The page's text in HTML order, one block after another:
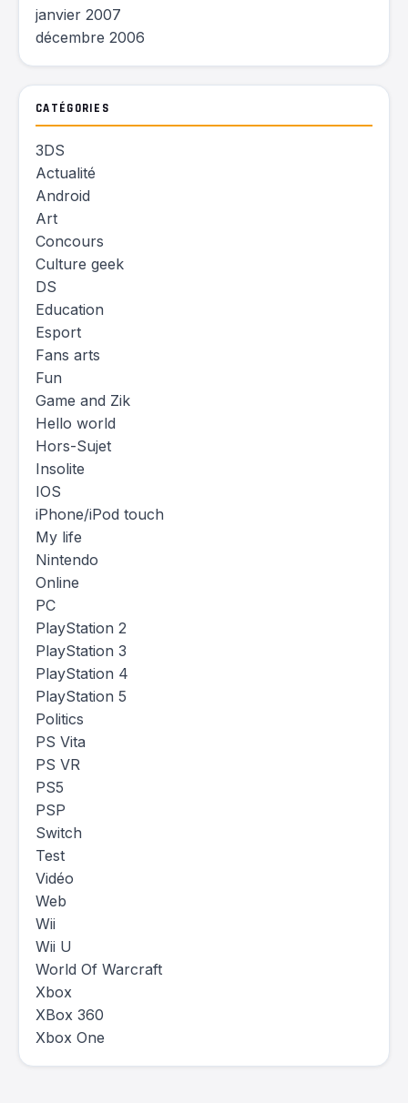
janvier 2007
décembre 2006
CATÉGORIES
3DS
Actualité
Android
Art
Concours
Culture geek
DS
Education
Esport
Fans arts
Fun
Game and Zik
Hello world
Hors-Sujet
Insolite
IOS
iPhone/iPod touch
My life
Nintendo
Online
PC
PlayStation 2
PlayStation 3
PlayStation 4
PlayStation 5
Politics
PS Vita
PS VR
PS5
PSP
Switch
Test
Vidéo
Web
Wii
Wii U
World Of Warcraft
Xbox
XBox 360
Xbox One